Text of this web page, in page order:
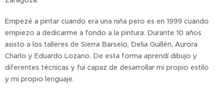
Empezé a pintar cuando era una niña pero es en 1999 cuando
empiezo a dedicarme a fondo a la pintura. Durante 10 años
asisto a los talleres de Sierra Barselo, Delia Guillén, Aurora
Charlo y Eduardo Lozano. De esta forma aprendí dibujo y
diferentes técnicas y fui capaz de desarrollar mi propio estilo
y mi propio lenguaje.